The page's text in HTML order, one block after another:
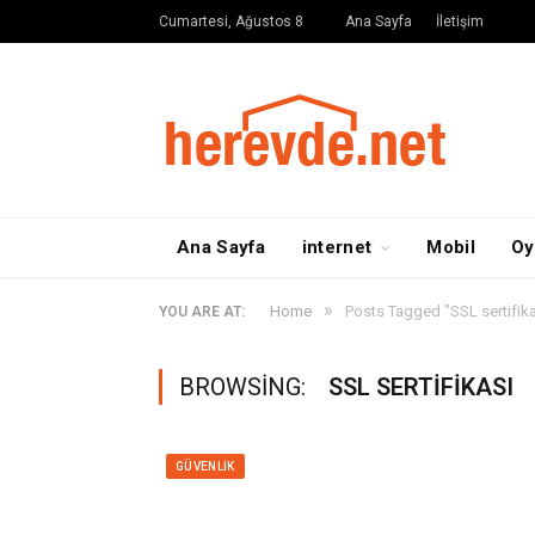
Cumartesi, Ağustos 8 Ana Sayfa İletişim
Ana Sayfa internet Mobil
YOU ARE AT: Home » Posts Tagged "SSL
BROWSING: SSL SERTIFIKASI
GÜVENLIK